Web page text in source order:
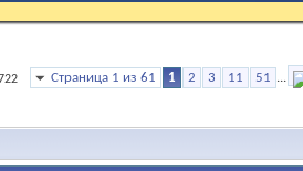
Страница 1 из 61 1 2 3 11 51 ...